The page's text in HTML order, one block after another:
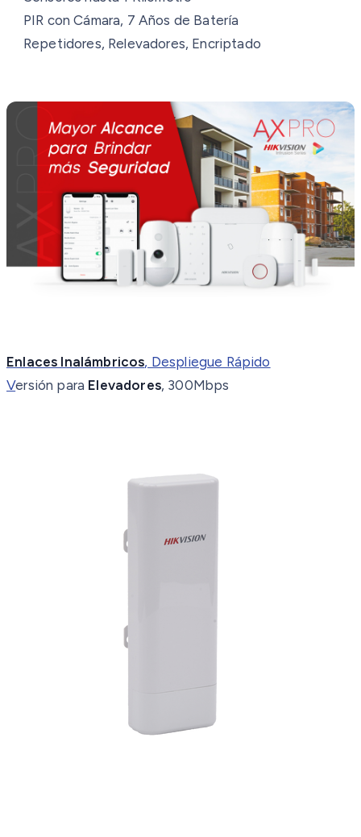
PIR con Cámara, 7 Años de Batería
Repetidores, Relevadores, Encriptado
Enlaces Inalámbricos, Despliegue Rápido
Versión para Elevadores, 300Mbps